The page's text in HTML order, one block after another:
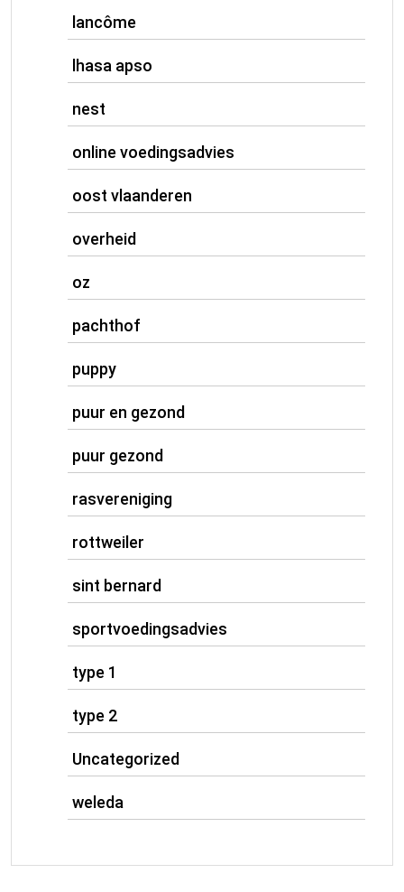
lancôme
lhasa apso
nest
online voedingsadvies
oost vlaanderen
overheid
oz
pachthof
puppy
puur en gezond
puur gezond
rasvereniging
rottweiler
sint bernard
sportvoedingsadvies
type 1
type 2
Uncategorized
weleda